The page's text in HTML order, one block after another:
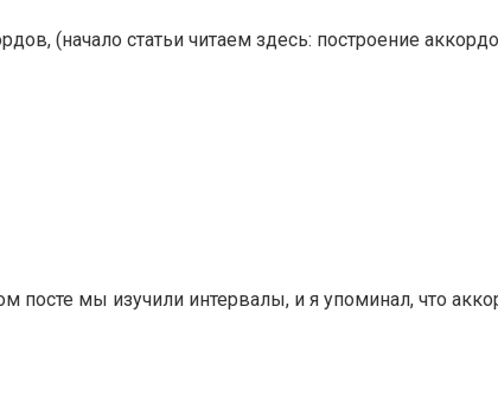
(начало статьи читаем здесь: построение
мы изучили интервалы, и я упоминал, что